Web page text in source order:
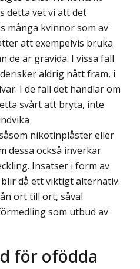
detta vet vi att det
många kvinnor som av
att exempelvis bruka
de är gravida. I vissa fall
aldrig nått fram, i
I de fall det handlar om
svårt att bryta, inte
nikotinplåster eller
dessa också inverkar
Insatser i form av
då ett viktigt alternativ.
ort till ort, såväl
som utbud av
för ofödda